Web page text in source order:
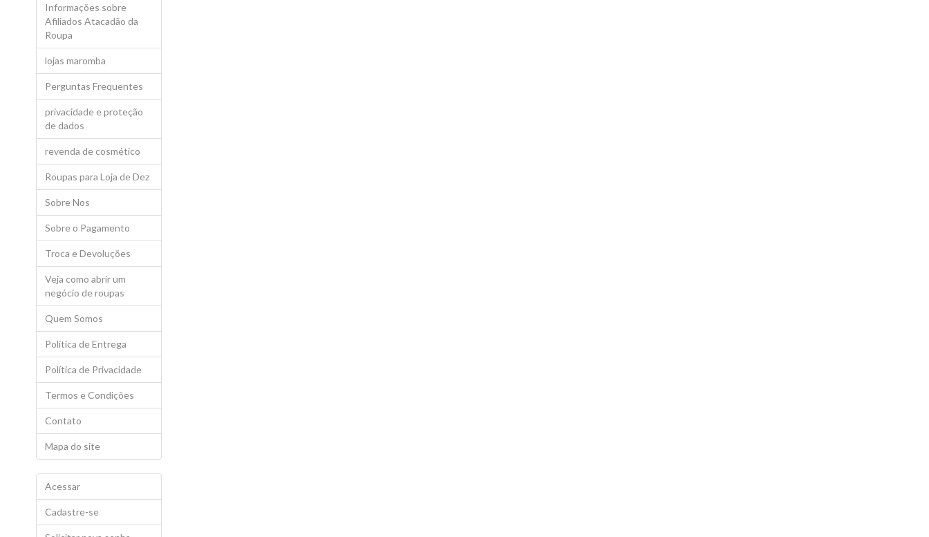
Informações sobre
Afiliados Atacadão da
Roupa
lojas maromba
Perguntas Frequentes
privacidade e proteção
de dados
revenda de cosmético
Roupas para Loja de Dez
Sobre Nos
Sobre o Pagamento
Troca e Devoluções
Veja como abrir um
negócio de roupas
Quem Somos
Política de Entrega
Política de Privacidade
Termos e Condições
Contato
Mapa do site
Acessar
Cadastre-se